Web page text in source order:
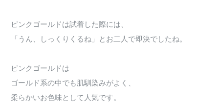
ピンクゴールドは試着した際には、
「うん、しっくりくるね」とお二人で即決でしたね。
ピンクゴールドは
ゴールド系の中でも肌馴染みがよく、
柔らかいお色味として人気です。